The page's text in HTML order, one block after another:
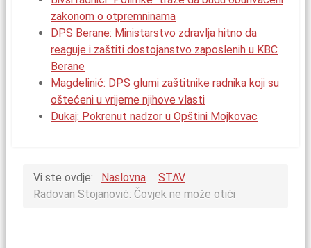
zakonom o otpremninama
DPS Berane: Ministarstvo zdravlja hitno da
reaguje i zaštiti dostojanstvo zaposlenih u KBC
Berane
Magdelinić: DPS glumi zaštitnike radnika koji su
oštećeni u vrijeme njihove vlasti
Dukaj: Pokrenut nadzor u Opštini Mojkovac
Vi ste ovdje: Naslovna
STAV
Radovan Stojanović: Čovjek ne može otići